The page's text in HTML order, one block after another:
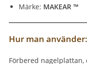
Märke: MAKEAR ™
Hur man använder:
Förbered nagelplattan,